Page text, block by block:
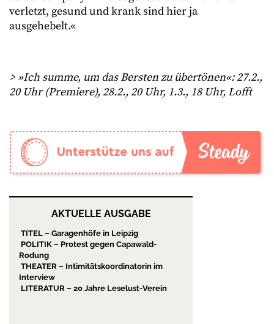
verletzt, gesund und krank sind hier ja
ausgehebelt.«
> »Ich summe, um das Bersten zu übertönen«: 27.2.,
20 Uhr (Premiere), 28.2., 20 Uhr, 1.3., 18 Uhr, Lofft
AKTUELLE AUSGABE
TITEL – Garagenhöfe in Leipzig
POLITIK – Protest gegen Capawald-
Rodung
THEATER – Intimitätskoordinatorin im
Interview
LITERATUR – 20 Jahre Leselust-Verein